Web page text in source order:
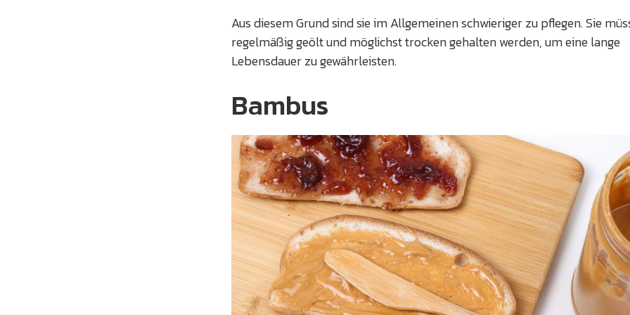
Aus diesem Grund sind sie im Allgemeinen schwieriger zu pflegen. Sie
regelmäßig geölt und möglichst trocken gehalten werden, um eine lange
Lebensdauer zu gewährleisten.
Bambus